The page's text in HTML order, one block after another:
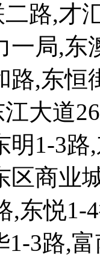
路,才
一局,东
路,东恒
大道
明1-3
区商业
,东悦1-
1-3路,